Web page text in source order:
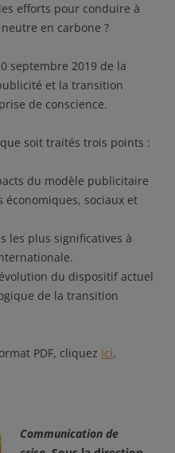
efforts pour conduire à
en carbone ?
septembre 2019 de la
et la transition
de conscience.
soit traités trois points :
du modèle publicitaire
économiques, sociaux et
les plus significatives à
du dispositif actuel
de la transition
PDF, cliquez ici.
Communication de